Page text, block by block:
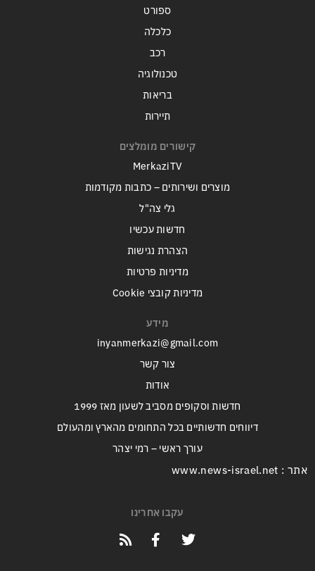
ספורט
כלכלה
רכב
טכנולוגיה
בריאות
תיירות
קישורים מומלצים
MerkaziTV
מוצרים ושירותים – כתבות מקודמות
גלי צה"ל
חדשות עכשיו
הצהרת נגישות
מדיניות פרטיות
מדיניות קובצי Cookie
מידע
inyanmerkazi@gmail.com
צור קשר
אודות
חדשות וסקופים מסביב לשעון מאז 1999
דיווחים חדשותיים בכל התחומים מהארץ ומהעולם
עורך ראשי – רמי יצהר
אתר : www.news-israel.net
עקבו אחרינו